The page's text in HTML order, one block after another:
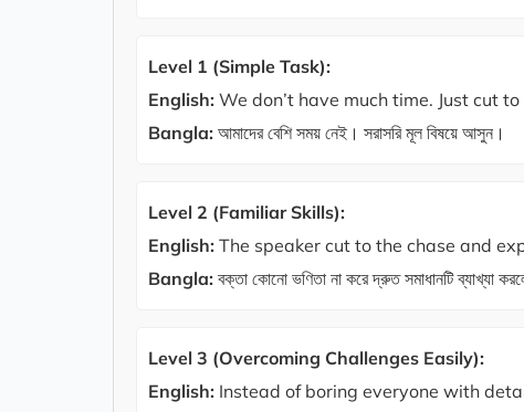
Level 1 (Simple Task):
English: We don’t have much time. Just cut
Bangla: আমাদের বেশি সময় নেই। সরাসরি মূল বিষয়ে আসুন।
Level 2 (Familiar Skills):
English: The speaker cut to the chase and
Bangla: বক্তা কোনো ভণিতা না করে দ্রুত সমাধানটি ব্যাখ্যা
Level 3 (Overcoming Challenges Easily):
English: Instead of boring everyone with